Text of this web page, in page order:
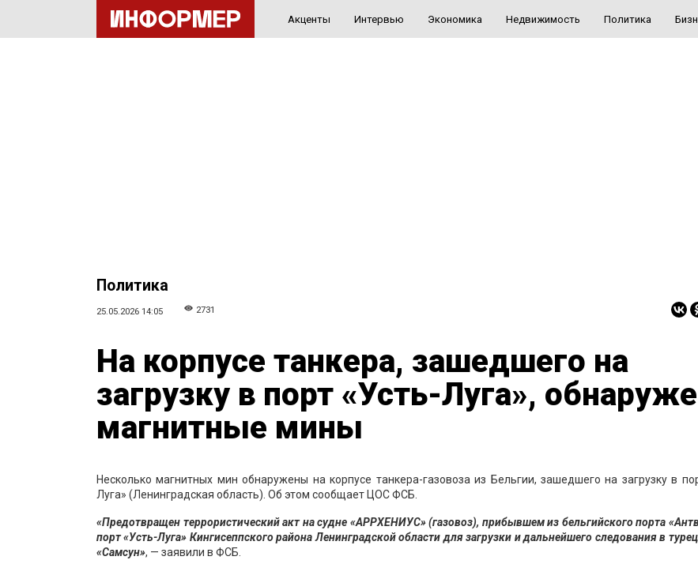
Акценты Интервью Экономика Недвижимость Политика
Политика
25.05.2026 14:05 2731
На корпусе танкера, зашедшего на
загрузку в порт «Усть-Луга»,
магнитные мины
Несколько магнитных мин обнаружены на корпусе танкера-газовоза из Бельгии, зашедшего на загрузку в
Луга» (Ленинградская область). Об этом сообщает ЦОС ФСБ.
«Предотвращен террористический акт на судне «АРРХЕНИУС» (газовоз), прибывшем из бельгийского порта
порт «Усть-Луга» Кингисеппского района Ленинградской области для загрузки и дальнейшего следования в
«Самсун», — заявили в ФСБ.